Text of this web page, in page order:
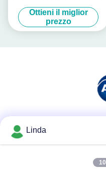
aminoacido 50% di
agricoltura
Ottieni il miglior
prezzo
Linda